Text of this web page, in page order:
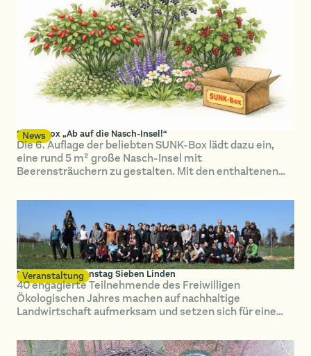
News
SUNK-Box „Ab auf die Nasch-Insel!“
Die 6. Auflage der beliebten SUNK-Box lädt dazu ein,
eine rund 5 m² große Nasch-Insel mit
Beerensträuchern zu gestalten. Mit den enthaltenen
Unterpflanzung entsteht Schritt für Schritt ein
wertvoller Lebensraum – naturnah, nachhaltig und
voller Genuss.
Veranstaltung
FÖJ-Landesaktionstag Sieben Linden
40 engagierte Teilnehmende des Freiwilligen
Ökologischen Jahres machen auf nachhaltige
Landwirtschaft aufmerksam und setzen sich für eine
ein.